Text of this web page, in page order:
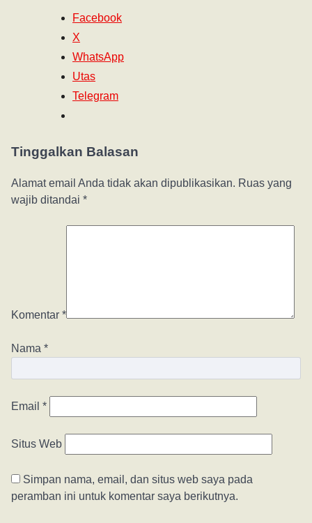
Facebook
X
WhatsApp
Utas
Telegram
Tinggalkan Balasan
Alamat email Anda tidak akan dipublikasikan. Ruas yang
wajib ditandai *
Komentar *
Nama *
Email *
Situs Web
Simpan nama, email, dan situs web saya pada
peramban ini untuk komentar saya berikutnya.